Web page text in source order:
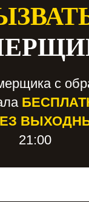
с
21:00